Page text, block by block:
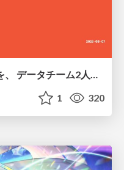
社内の7割が使うデータ基盤を、 データチーム2人で回すためにやったこと
1 320